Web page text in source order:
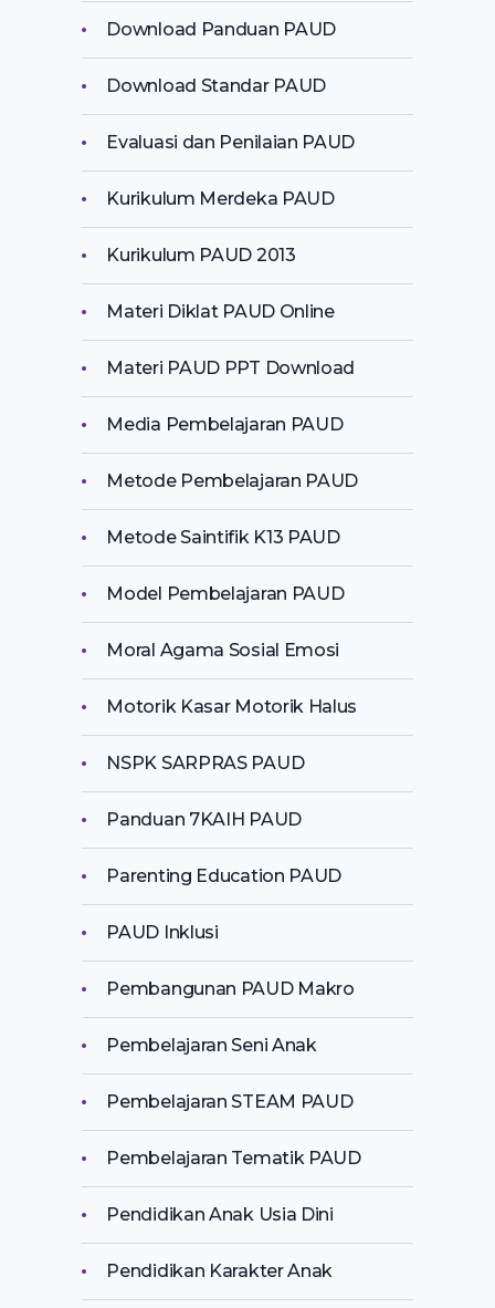
Download Panduan PAUD
Download Standar PAUD
Evaluasi dan Penilaian PAUD
Kurikulum Merdeka PAUD
Kurikulum PAUD 2013
Materi Diklat PAUD Online
Materi PAUD PPT Download
Media Pembelajaran PAUD
Metode Pembelajaran PAUD
Metode Saintifik K13 PAUD
Model Pembelajaran PAUD
Moral Agama Sosial Emosi
Motorik Kasar Motorik Halus
NSPK SARPRAS PAUD
Panduan 7KAIH PAUD
Parenting Education PAUD
PAUD Inklusi
Pembangunan PAUD Makro
Pembelajaran Seni Anak
Pembelajaran STEAM PAUD
Pembelajaran Tematik PAUD
Pendidikan Anak Usia Dini
Pendidikan Karakter Anak